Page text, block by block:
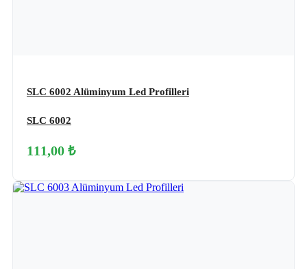
SLC 6002 Alüminyum Led Profilleri
SLC 6002
111,00 ₺